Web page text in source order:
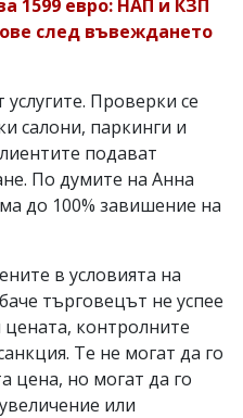
1599 евро: НАП и КЗП
след въвеждането
Проверки се
салони, паркинги и
подават
По думите на Анна
до 100% завишение на
в условията на
търговецът не успее
контролните
Те не могат да го
цена, но могат да го
или